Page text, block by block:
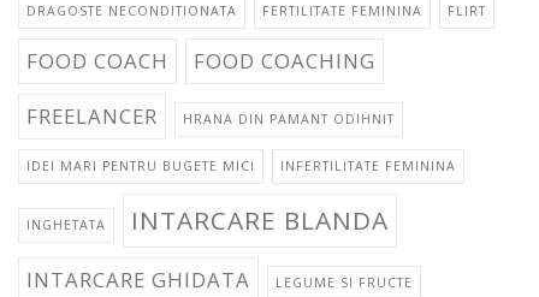
DRAGOSTE NECONDITIONATA FERTILITATE FEMININA FLIRT
FOOD COACH
FOOD COACHING
FREELANCER
HRANA DIN PAMANT ODIHNIT
IDEI MARI PENTRU BUGETE MICI INFERTILITATE FEMININA
INGHETATA INTARCARE BLANDA
INTARCARE GHIDATA LEGUME SI FRUCTE